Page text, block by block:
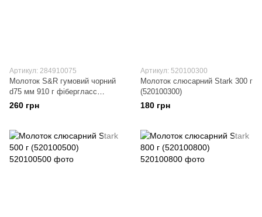
Артикул: 284910075
Молоток S&R гумовий чорний
d75 мм 910 г фібергласс
(284910075)
260 грн
Артикул: 520100300
Молоток слюсарний Stark 300 г
(520100300)
180 грн